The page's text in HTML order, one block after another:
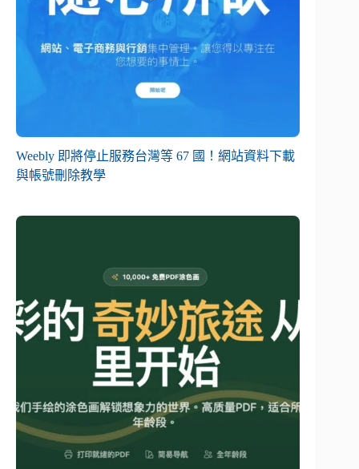
Weebly 即將停止服務台灣等 67 國！網站資料下載
與帳號刪除教學